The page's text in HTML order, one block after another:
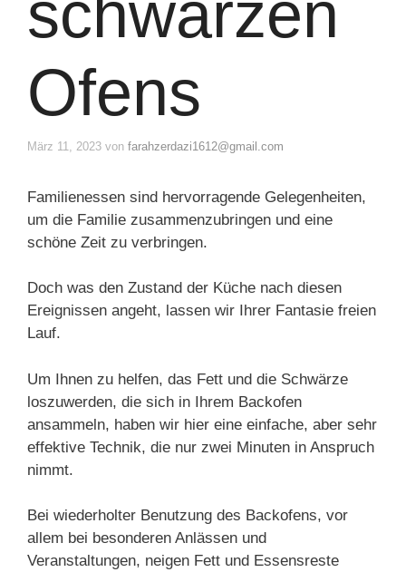
schwarzen
Ofens
März 11, 2023 von farahzerdazi1612@gmail.com
Familienessen sind hervorragende Gelegenheiten,
um die Familie zusammenzubringen und eine
schöne Zeit zu verbringen.
Doch was den Zustand der Küche nach diesen
Ereignissen angeht, lassen wir Ihrer Fantasie freien
Lauf.
Um Ihnen zu helfen, das Fett und die Schwärze
loszuwerden, die sich in Ihrem Backofen
ansammeln, haben wir hier eine einfache, aber sehr
effektive Technik, die nur zwei Minuten in Anspruch
nimmt.
Bei wiederholter Benutzung des Backofens, vor
allem bei besonderen Anlässen und
Veranstaltungen, neigen Fett und Essensreste